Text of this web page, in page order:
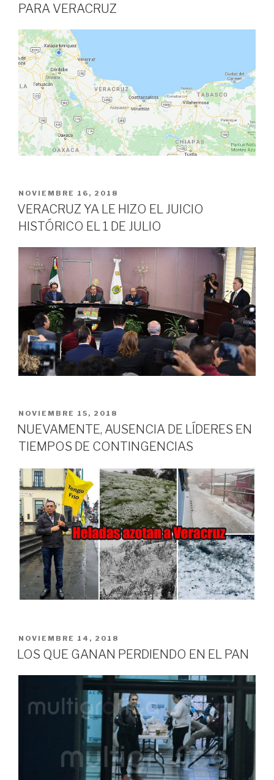
PARA VERACRUZ
PUBLICADO
EN
NOVIEMBRE 16, 2018
VERACRUZ YA LE HIZO EL JUICIO
HISTÓRICO EL 1 DE JULIO
PUBLICADO
EN
NOVIEMBRE 15, 2018
NUEVAMENTE, AUSENCIA DE LÍDERES EN
TIEMPOS DE CONTINGENCIAS
PUBLICADO
EN
NOVIEMBRE 14, 2018
LOS QUE GANAN PERDIENDO EN EL PAN